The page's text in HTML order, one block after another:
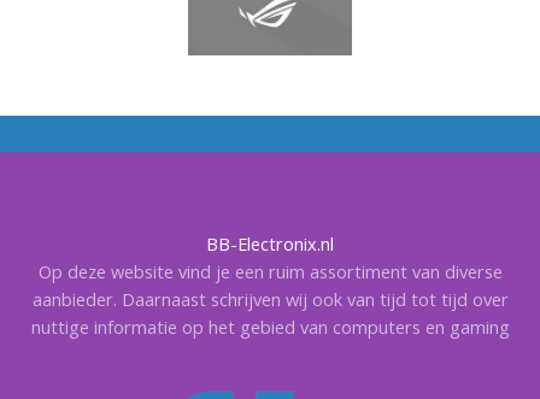
BB-Electronix.nl
Op deze website vind je een ruim assortiment van diverse
aanbieder. Daarnaast schrijven wij ook van tijd tot tijd over
nuttige informatie op het gebied van computers en gaming